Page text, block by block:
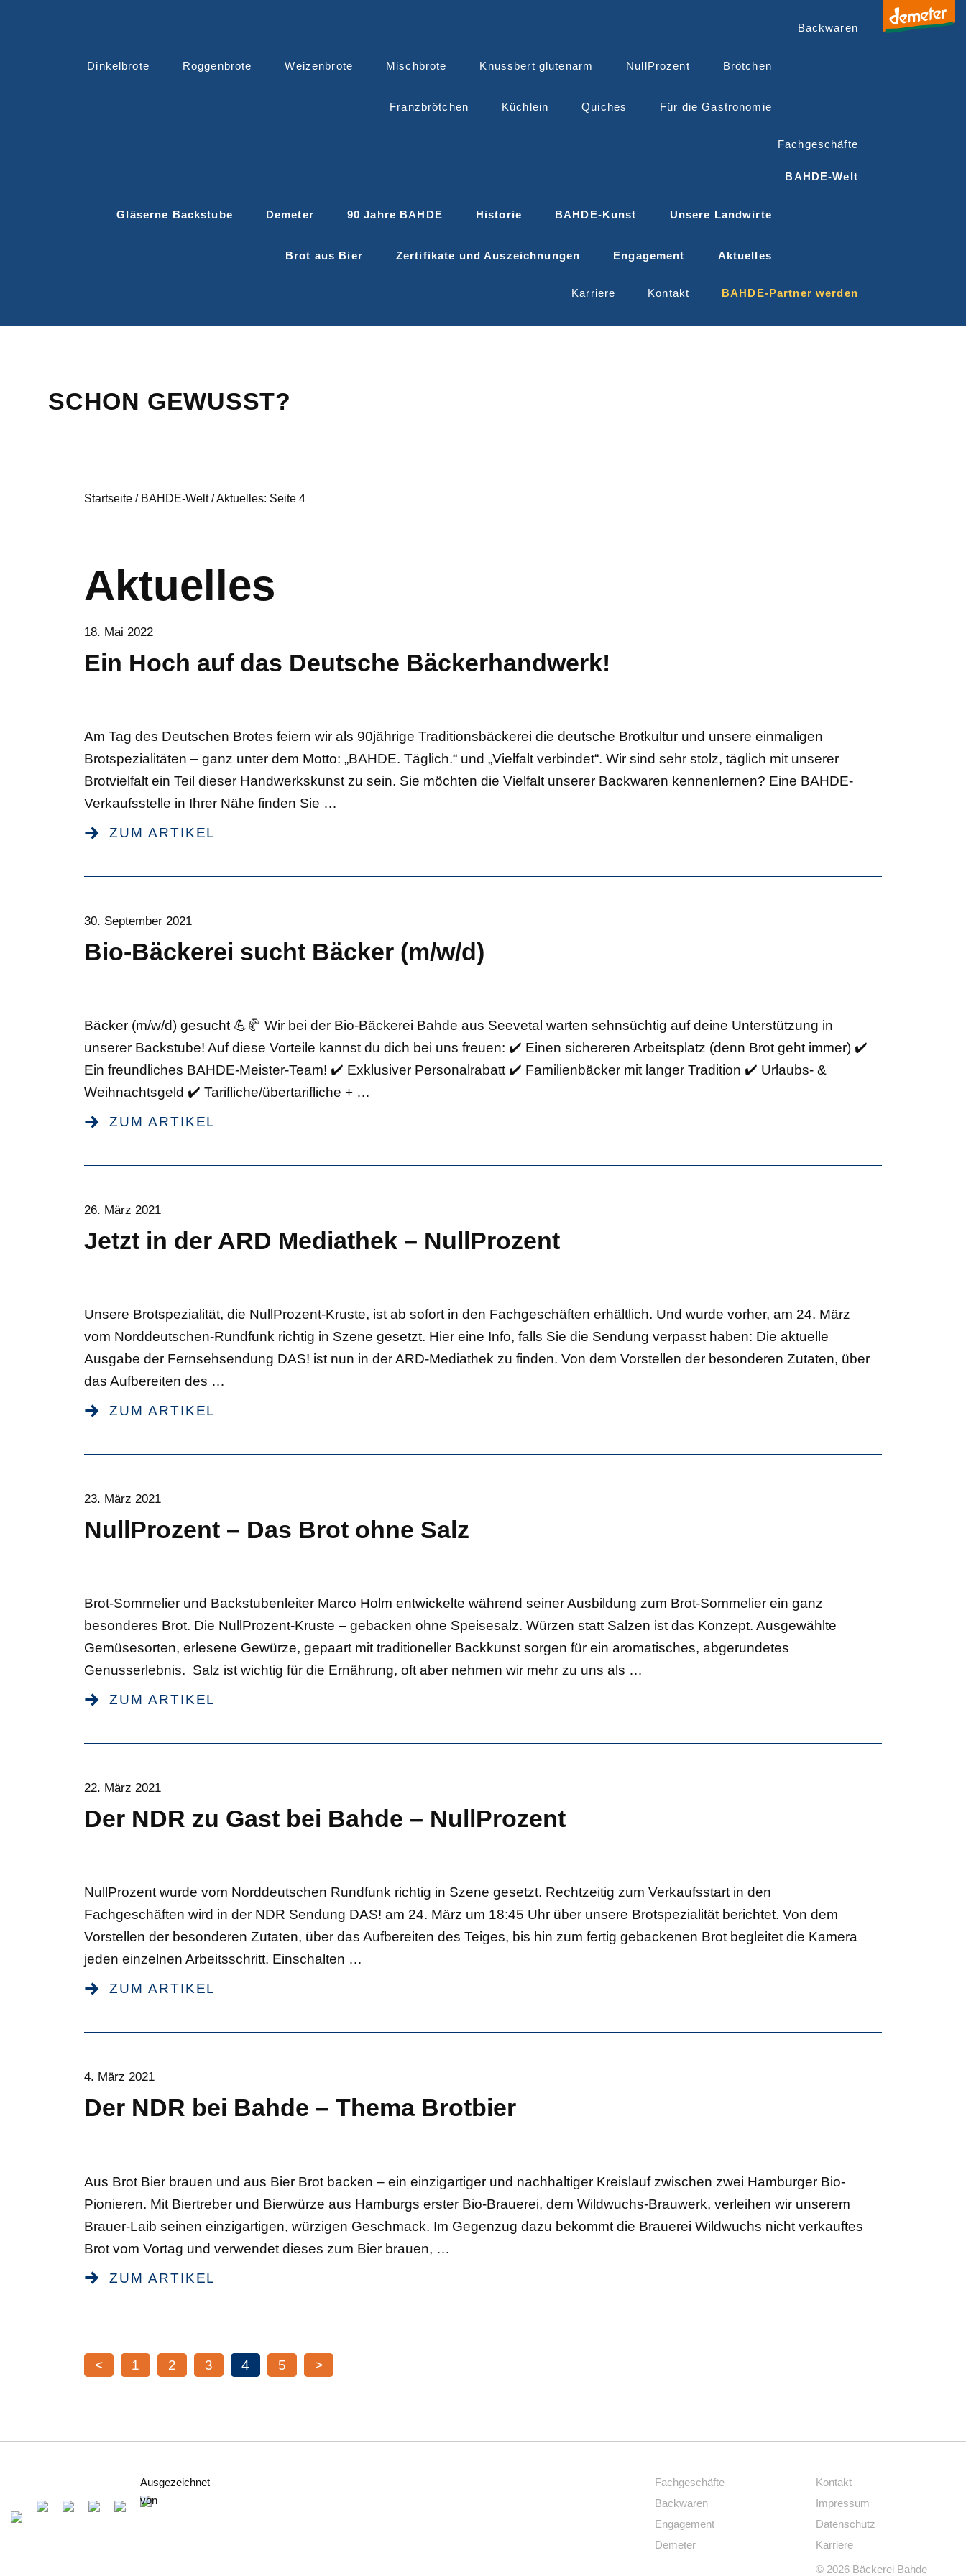
Backwaren
Dinkelbrote Roggenbrote Weizenbrote Mischbrote Knussbert glutenarm NullProzent Brötchen
Franzbrötchen Küchlein Quiches Für die Gastronomie
Fachgeschäfte
BAHDE-Welt
Gläserne Backstube Demeter 90 Jahre BAHDE Historie BAHDE-Kunst Unsere Landwirte
Brot aus Bier Zertifikate und Auszeichnungen Engagement Aktuelles
Karriere Kontakt BAHDE-Partner werden
SCHON GEWUSST?
Startseite / BAHDE-Welt/Aktuelles: Seite 4
Aktuelles
18. Mai 2022
Ein Hoch auf das Deutsche Bäckerhandwerk!
Am Tag des Deutschen Brotes feiern wir als 90jährige Traditionsbäckerei die deutsche Brotkultur und unsere einmaligen
Brotspezialitäten – ganz unter dem Motto: „BAHDE. Täglich.“ und „Vielfalt verbindet“. Wir sind sehr stolz, täglich mit unserer
Brotvielfalt ein Teil dieser Handwerkskunst zu sein. Sie möchten die Vielfalt unserer Backwaren kennenlernen? Eine BAHDE-
Verkaufsstelle in Ihrer Nähe finden Sie …
ZUM ARTIKEL
30. September 2021
Bio-Bäckerei sucht Bäcker (m/w/d)
Bäcker (m/w/d) gesucht 💪🥐 Wir bei der Bio-Bäckerei Bahde aus Seevetal warten sehnsüchtig auf deine Unterstützung in
unserer Backstube! Auf diese Vorteile kannst du dich bei uns freuen: ✔️ Einen sichereren Arbeitsplatz (denn Brot geht immer) ✔️
Ein freundliches BAHDE-Meister-Team! ✔️ Exklusiver Personalrabatt ✔️ Familienbäcker mit langer Tradition ✔️ Urlaubs- &
Weihnachtsgeld ✔️ Tarifliche/übertarifliche + …
ZUM ARTIKEL
26. März 2021
Jetzt in der ARD Mediathek – NullProzent
Unsere Brotspezialität, die NullProzent-Kruste, ist ab sofort in den Fachgeschäften erhältlich. Und wurde vorher, am 24. März
vom Norddeutschen-Rundfunk richtig in Szene gesetzt. Hier eine Info, falls Sie die Sendung verpasst haben: Die aktuelle
Ausgabe der Fernsehsendung DAS! ist nun in der ARD-Mediathek zu finden. Von dem Vorstellen der besonderen Zutaten, über
das Aufbereiten des …
ZUM ARTIKEL
23. März 2021
NullProzent – Das Brot ohne Salz
Brot-Sommelier und Backstubenleiter Marco Holm entwickelte während seiner Ausbildung zum Brot-Sommelier ein ganz
besonderes Brot. Die NullProzent-Kruste – gebacken ohne Speisesalz. Würzen statt Salzen ist das Konzept. Ausgewählte
Gemüsesorten, erlesene Gewürze, gepaart mit traditioneller Backkunst sorgen für ein aromatisches, abgerundetes
Genusserlebnis. Salz ist wichtig für die Ernährung, oft aber nehmen wir mehr zu uns als …
ZUM ARTIKEL
22. März 2021
Der NDR zu Gast bei Bahde – NullProzent
NullProzent wurde vom Norddeutschen Rundfunk richtig in Szene gesetzt. Rechtzeitig zum Verkaufsstart in den
Fachgeschäften wird in der NDR Sendung DAS! am 24. März um 18:45 Uhr über unsere Brotspezialität berichtet. Von dem
Vorstellen der besonderen Zutaten, über das Aufbereiten des Teiges, bis hin zum fertig gebackenen Brot begleitet die Kamera
jeden einzelnen Arbeitsschritt. Einschalten …
ZUM ARTIKEL
4. März 2021
Der NDR bei Bahde – Thema Brotbier
Aus Brot Bier brauen und aus Bier Brot backen – ein einzigartiger und nachhaltiger Kreislauf zwischen zwei Hamburger Bio-
Pionieren. Mit Biertreber und Bierwürze aus Hamburgs erster Bio-Brauerei, dem Wildwuchs-Brauwerk, verleihen wir unserem
Brauer-Laib seinen einzigartigen, würzigen Geschmack. Im Gegenzug dazu bekommt die Brauerei Wildwuchs nicht verkauftes
Brot vom Vortag und verwendet dieses zum Bier brauen, …
ZUM ARTIKEL
< 1 2 3 4 5 >
Ausgezeichnet
von
Fachgeschäfte
Backwaren
Engagement
Demeter
Kontakt
Impressum
Datenschutz
Karriere
© 2026 Bäckerei Bahde